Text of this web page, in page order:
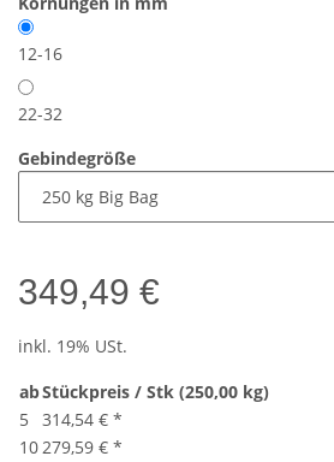
12-16
22-32
Gebindegröße
349,49 €
inkl. 19% USt.
abStückpreis / Stk (250,00 kg)
5
314,54 € *
10279,59 € *